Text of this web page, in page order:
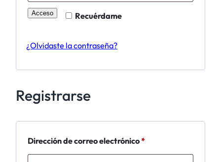
Recuérdame
Acceso
¿Olvidaste la contraseña?
Registrarse
Dirección de correo electrónico*Obligatorio